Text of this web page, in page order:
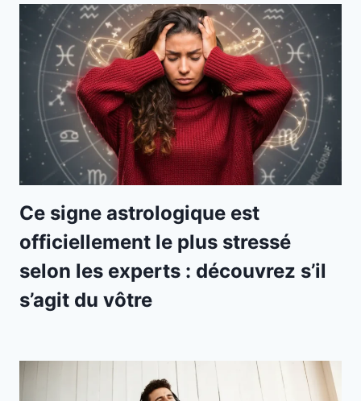
Ce signe astrologique est
officiellement le plus stressé
selon les experts : découvrez s’il
s’agit du vôtre